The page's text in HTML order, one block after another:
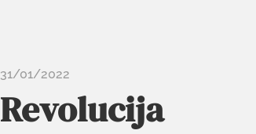
31/01/2022
Revolucija